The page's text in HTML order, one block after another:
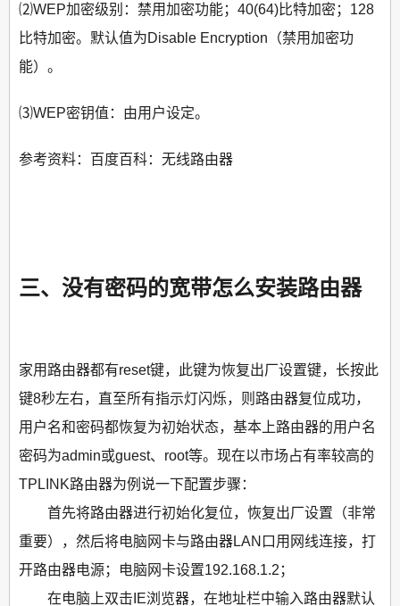
⑵WEP加密级别：禁用加密功能；40(64)比特加密；128
比特加密。默认值为Disable Encryption（禁用加密功
能）。
⑶WEP密钥值：由用户设定。
参考资料：百度百科：无线路由器
三、没有密码的宽带怎么安装路由器
家用路由器都有reset键，此键为恢复出厂设置键，长按此
键8秒左右，直至所有指示灯闪烁，则路由器复位成功，
用户名和密码都恢复为初始状态，基本上路由器的用户名
密码为admin或guest、root等。现在以市场占有率较高的
TPLINK路由器为例说一下配置步骤：
首先将路由器进行初始化复位，恢复出厂设置（非常
重要），然后将电脑网卡与路由器LAN口用网线连接，打
开路由器电源；电脑网卡设置192.168.1.2；
在电脑上双击IE浏览器，在地址栏中输入路由器默认